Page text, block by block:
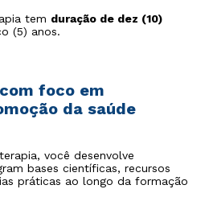
tem duração de dez (10)
(5) anos.
foco em
da saúde
você desenvolve
bases científicas, recursos
práticas ao longo da formação